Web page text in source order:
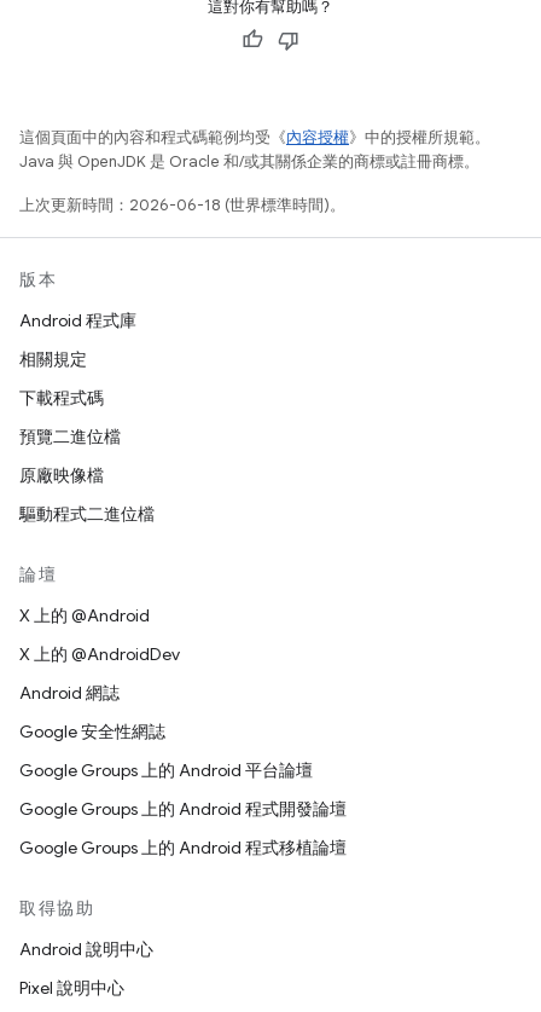
這對你有幫助嗎？
這個頁面中的內容和程式碼範例均受《內容授權》中的授權所規範。
Java 與 OpenJDK 是 Oracle 和/或其關係企業的商標或註冊商標。
上次更新時間：2026-06-18 (世界標準時間)。
版本
Android 程式庫
相關規定
下載程式碼
預覽二進位檔
原廠映像檔
驅動程式二進位檔
論壇
X 上的 @Android
X 上的 @AndroidDev
Android 網誌
Google 安全性網誌
Google Groups 上的 Android 平台論壇
Google Groups 上的 Android 程式開發論壇
Google Groups 上的 Android 程式移植論壇
取得協助
Android 說明中心
Pixel 說明中心